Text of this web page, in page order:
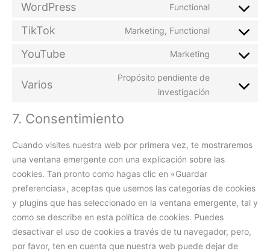
WordPress Functional
TikTok Marketing, Functional
YouTube Marketing
Varios
Propósito pendiente de
investigación
7. Consentimiento
Cuando visites nuestra web por primera vez, te mostraremos
una ventana emergente con una explicación sobre las
cookies. Tan pronto como hagas clic en «Guardar
preferencias», aceptas que usemos las categorías de cookies
y plugins que has seleccionado en la ventana emergente, tal y
como se describe en esta política de cookies. Puedes
desactivar el uso de cookies a través de tu navegador, pero,
por favor, ten en cuenta que nuestra web puede dejar de